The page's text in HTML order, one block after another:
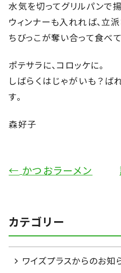
水気を切ってグリルパンで
ウィンナーも入れれば、立
ちびっこが奪い合って食べて
ポテサラに、コロッケに。
しばらくはじゃがいも？ば
す。
森好子
← かつおラーメン
カテゴリー
ワイズプラスからのお知